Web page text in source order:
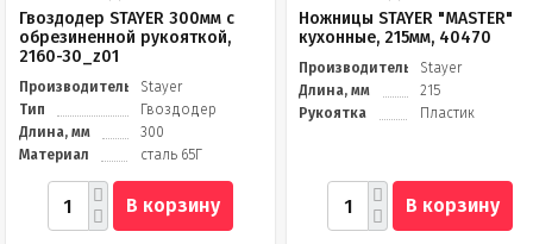
Гвоздодер STAYER 300мм с
обрезиненной рукояткой,
2160-30_z01
Производитель
Stayer
Тип
Гвоздодер
Длина, мм
300
Материал
сталь 65Г
В корзину
Ножницы STAYER "MASTER"
кухонные, 215мм, 40470
Производитель
Stayer
Длина, мм
215
Рукоятка
Пластик
В корзину